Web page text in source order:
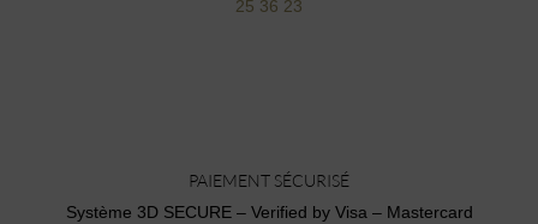
25 36 23
PAIEMENT SÉCURISÉ
Système 3D SECURE – Verified by Visa – Mastercard